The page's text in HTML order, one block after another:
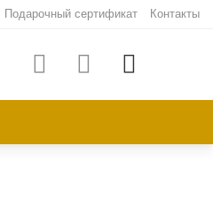
Подарочный сертификат Контакты